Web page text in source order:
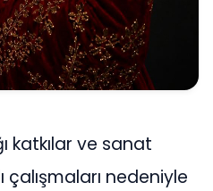
katkılar ve sanat
çalışmaları nedeniyle